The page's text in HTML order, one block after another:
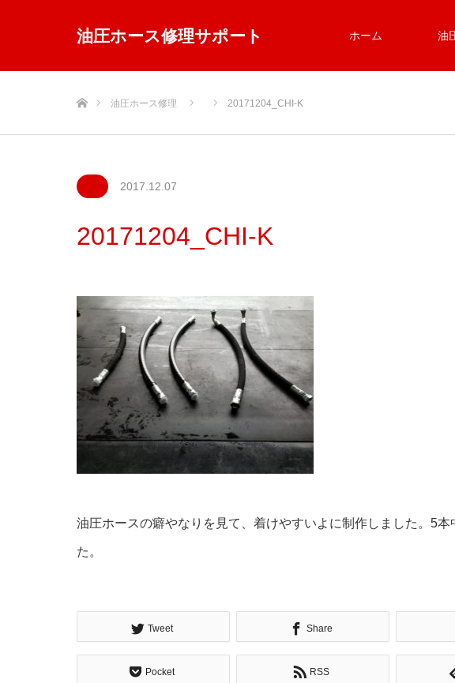
油圧ホース修理サポート ホーム 油
油圧ホース修理 20171204_CHI-K
2017.12.07
20171204_CHI-K
油圧ホースの癖やなりを見て、着けやすいよに制作しました。5
た。
Tweet Share
Pocket RSS